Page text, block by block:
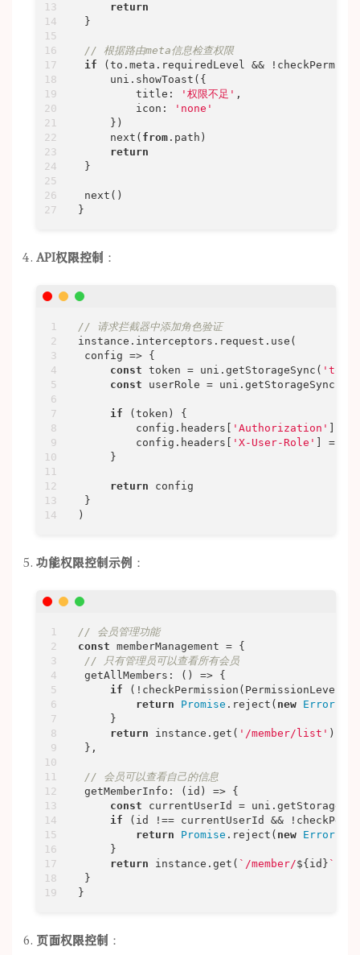
return
}
// 根据路由meta信息检查权限
if (to.meta.requiredLevel &&
     uni.showToast({
title : '权限不足' ,
icon :
'none'
     })
     next(
from .path)
return
}
next()
}
API权限控制 ：
// 请求拦截器中添加角色验证
instance.interceptors.request.use(
config => {
const token = uni.getStorageSync(
const userRole = uni.getStorageSync(
if (token) {
         config.headers[
'Authorization'
         config.headers[
'X-User-Role'
] =
     }
return config
}
)
功能权限控制示例 ：
// 会员管理功能
const memberManagement = {
// 只有管理员可以查看所有会员
getAllMembers : () => {
if
return
Promise .reject( new Error
     }
return instance.get( '/member/list' )
},
// 会员可以查看自己的信息
getMemberInfo : ( id ) => {
const currentUserId =
if (id !== currentUserId &&
return
Promise .reject( new Error
     }
return instance.get( `/member/${id} `
}
}
页面权限控制 ：